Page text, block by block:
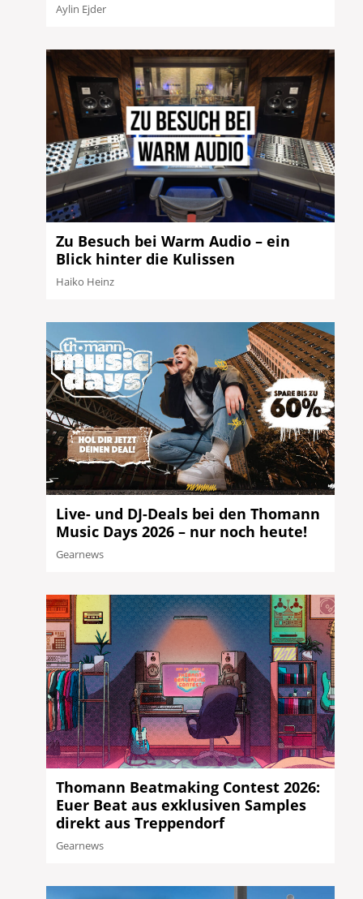
Aylin Ejder
Zu Besuch bei Warm Audio – ein
Blick hinter die Kulissen
Haiko Heinz
Live- und DJ-Deals bei den Thomann
Music Days 2026 – nur noch heute!
Gearnews
Thomann Beatmaking Contest 2026:
Euer Beat aus exklusiven Samples
direkt aus Treppendorf
Gearnews